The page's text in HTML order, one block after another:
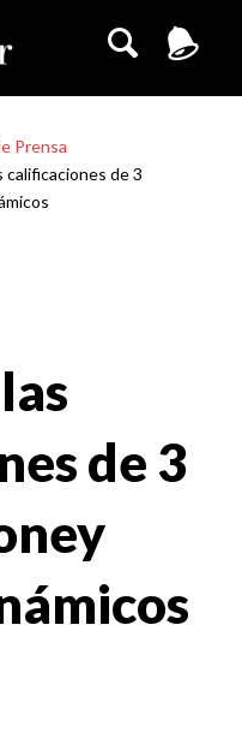
Prensa
calificaciones de 3
de 3